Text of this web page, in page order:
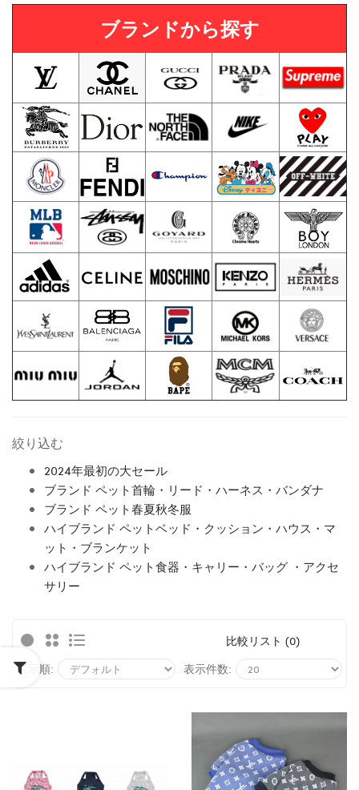
ブランドから探す
絞り込む
2024年最初の大セール
ブランド ペット首輪・リード・ハーネス・バンダナ
ブランド ペット春夏秋冬服
ハイブランド ペットベッド・クッション・ハウス・マ
ット・ブランケット
ハイブランド ペット食器・キャリー・バッグ ・アクセ
サリー
比較リスト (0)
表示順:
表示件数: